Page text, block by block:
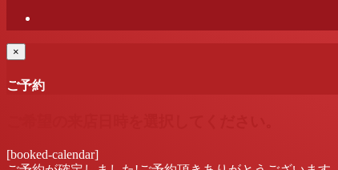
×
ご予約
[booked-calendar]